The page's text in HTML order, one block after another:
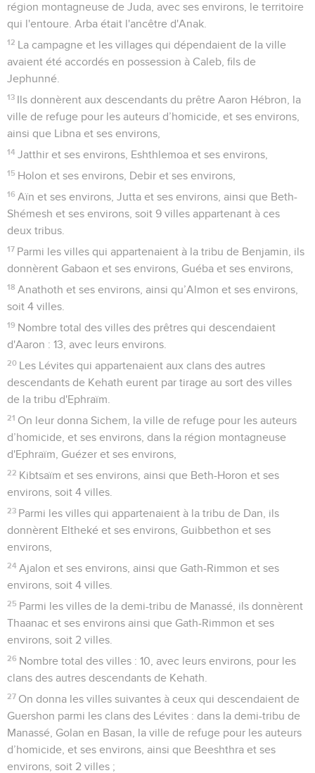
région montagneuse de Juda, avec ses environs, le territoire
qui l'entoure. Arba était l'ancêtre d'Anak.
12 La campagne et les villages qui dépendaient de la ville
avaient été accordés en possession à Caleb, fils de
Jephunné.
13 Ils donnèrent aux descendants du prêtre Aaron Hébron, la
ville de refuge pour les auteurs d’homicide, et ses environs,
ainsi que Libna et ses environs,
14 Jatthir et ses environs, Eshthlemoa et ses environs,
15 Holon et ses environs, Debir et ses environs,
16 Aïn et ses environs, Jutta et ses environs, ainsi que Beth-
Shémesh et ses environs, soit 9 villes appartenant à ces
deux tribus.
17 Parmi les villes qui appartenaient à la tribu de Benjamin, ils
donnèrent Gabaon et ses environs, Guéba et ses environs,
18 Anathoth et ses environs, ainsi qu’Almon et ses environs,
soit 4 villes.
19 Nombre total des villes des prêtres qui descendaient
d'Aaron : 13, avec leurs environs.
20 Les Lévites qui appartenaient aux clans des autres
descendants de Kehath eurent par tirage au sort des villes
de la tribu d'Ephraïm.
21 On leur donna Sichem, la ville de refuge pour les auteurs
d’homicide, et ses environs, dans la région montagneuse
d'Ephraïm, Guézer et ses environs,
22 Kibtsaïm et ses environs, ainsi que Beth-Horon et ses
environs, soit 4 villes.
23 Parmi les villes qui appartenaient à la tribu de Dan, ils
donnèrent Eltheké et ses environs, Guibbethon et ses
environs,
24 Ajalon et ses environs, ainsi que Gath-Rimmon et ses
environs, soit 4 villes.
25 Parmi les villes de la demi-tribu de Manassé, ils donnèrent
Thaanac et ses environs ainsi que Gath-Rimmon et ses
environs, soit 2 villes.
26 Nombre total des villes : 10, avec leurs environs, pour les
clans des autres descendants de Kehath.
27 On donna les villes suivantes à ceux qui descendaient de
Guershon parmi les clans des Lévites : dans la demi-tribu de
Manassé, Golan en Basan, la ville de refuge pour les auteurs
d’homicide, et ses environs, ainsi que Beeshthra et ses
environs, soit 2 villes ;